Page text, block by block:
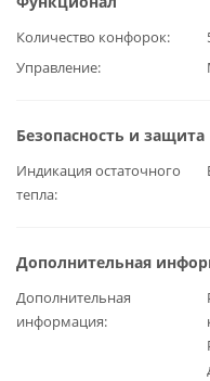
Количество конфорок
Управление
Безопасность и защита
Индикация остаточного
тепла
Дополнительная
Дополнительная
информация